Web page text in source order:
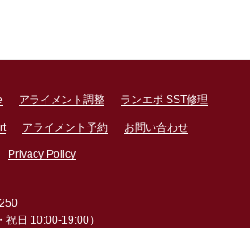
アライメント調整 ランエボ SST修理
アライメント予約 お問い合わせ
Privacy Policy
日 10:00-19:00）